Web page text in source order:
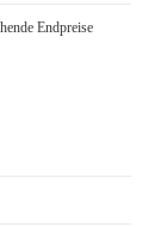
Endpreise